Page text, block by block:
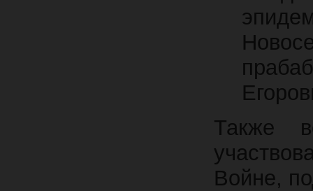
Также
Войне,